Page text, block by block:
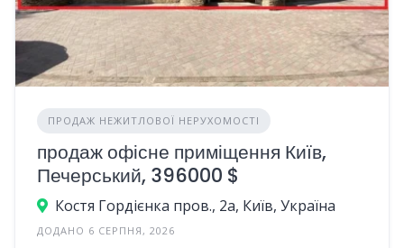
ПРОДАЖ НЕЖИТЛОВОЇ НЕРУХОМОСТІ
продаж офісне приміщення Київ,
Печерський, 396000 $
Костя Гордієнка пров., 2а, Київ, Україна
ДОДАНО 6 СЕРПНЯ, 2026